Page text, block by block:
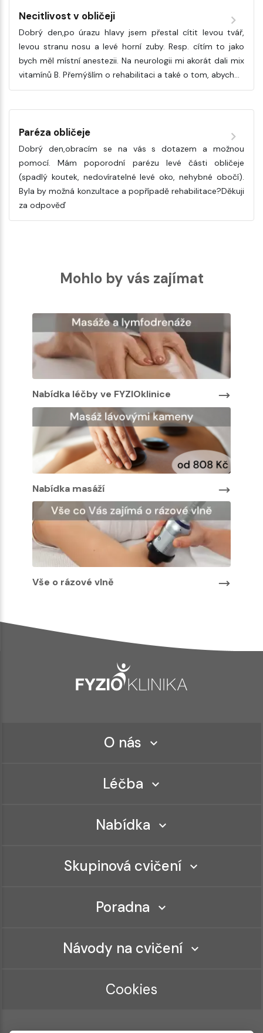
Necitlivost v obličeji
Dobrý den,po úrazu hlavy jsem přestal cítit levou tvář,
levou stranu nosu a levé horní zuby. Resp. cítím to jako
bych měl místní anestezii. Na neurologii mi akorát dali mix
vitamínů B. Přemýšlím o rehabilitaci a také o tom, abych…
Paréza obličeje
Dobrý den,obracím se na vás s dotazem a možnou
pomocí. Mám poporodní parézu levé části obličeje
(spadlý koutek, nedovíratelné levé oko, nehybné obočí).
Byla by možná konzultace a popřípadě rehabilitace?Děkuji
za odpověď
Mohlo by vás zajímat
Nabídka léčby ve FYZIOklinice
Nabídka masáží
Vše o rázové vlně
O nás
Léčba
Nabídka
Skupinová cvičení
Poradna
Návody na cvičení
Cookies